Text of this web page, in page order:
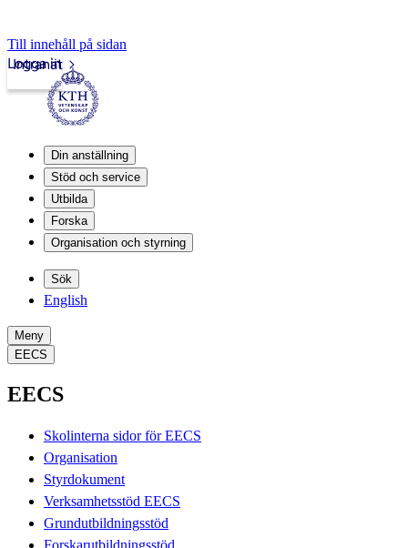
Till innehåll på sidan
Intranät
Logga in
Din anställning
Stöd och service
Utbilda
Forska
Organisation och styrning
Sök
English
Meny
EECS
EECS
Skolinterna sidor för EECS
Organisation
Styrdokument
Verksamhetsstöd EECS
Grundutbildningsstöd
Forskarutbildningsstöd